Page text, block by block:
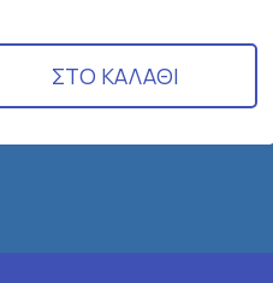
ΣΤΟ ΚΑΛΑΘΙ